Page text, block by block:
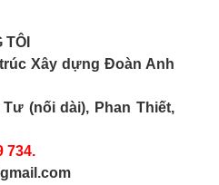
Xây dựng Đoàn Anh
(nối dài), Phan Thiết,
734.